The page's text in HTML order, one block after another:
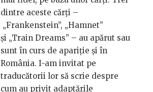
dintre aceste cărți –
„Frankenstein”, „Hamnet”
și „Train Dreams” – au apărut sau
sunt în curs de apariție și în
România. I-am invitat pe
traducătorii lor să scrie despre
cum au privit adaptările